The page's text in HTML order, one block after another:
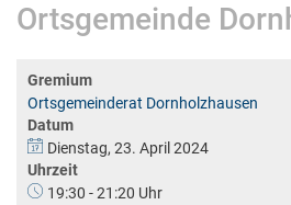
Kreismusikschule
Ortsgemeinde
Gremium
Ortsgemeinderat Dornholzhausen
Datum
Dienstag, 23. April 2024
Uhrzeit
19:30 - 21:20 Uhr